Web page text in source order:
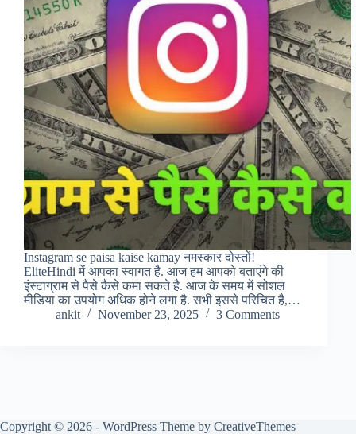
Instagram se paisa kaise kamay नमस्कार दोस्तों!
EliteHindi में आपका स्वागत है. आज हम आपको बताएंगे की
इंस्टाग्राम से पैसे कैसे कमा सकते है. आज के समय में सोशल
मीडिया का उपयोग अधिक होने लगा है. सभी इससे परिचित है,…
ankit
November 23, 2025 3 Comments
Copyright © 2026 - WordPress Theme by CreativeThemes